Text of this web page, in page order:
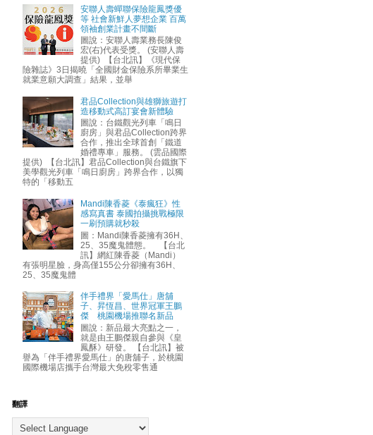
安聯人壽蟬聯保險龍鳳獎優
等 社會新鮮人夢想企業 百萬
領袖創業計畫不間斷
圖說：安聯人壽業務長陳俊
宏(右)代表受獎。 (安聯人壽
提供) 【台北訊】《現代保
險雜誌》3日揭曉「全國財金保險系所畢業生
就業意願大調查」結果，並舉
君品Collection與雄獅旅遊打
造移動式高訂宴會新體驗
圖說：台鐵觀光列車「鳴日
廚房」與君品Collection跨界
合作，推出全球首創「鐵道
婚禮專車」服務。 (雲品國際
提供) 【台北訊】君品Collection與台鐵旗下
美學觀光列車「鳴日廚房」跨界合作，以獨
特的「移動五
Mandi陳香菱《泰瘋狂》性
感寫真書 泰國拍攝挑戰極限
一刷預購就秒殺
圖：Mandi陳香菱擁有36H、
25、35魔鬼體態。 【台北
訊】網紅陳香菱（Mandi）
有張明星臉，身高僅155公分卻擁有36H、
25、35魔鬼體
伴手禮界「愛馬仕」唐舖
子、昇恆昌、世界冠軍王鵬
傑 桃園機場推聯名新品
圖說：新品最大亮點之一，
就是由王鵬傑親自參與《皇
鳳酥》研發。 【台北訊】被
譽為「伴手禮界愛馬仕」的唐舖子，於桃園
國際機場店攜手台灣最大免稅零售通
翻譯